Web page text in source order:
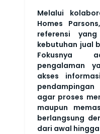
Melalui
Homes
referensi
kebutuhan jual
Fokusnya
pengalaman
akses
agar proses
maupun
berlangsung
dari awal